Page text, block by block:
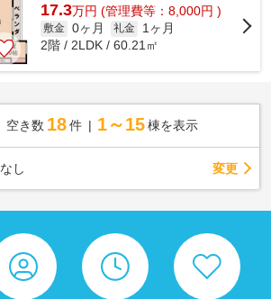
17.3万円 (管理費等：8,000円 )
敷金 0ヶ月 礼金
1ヶ月
2階 / 2LDK / 60.21㎡
空き数 18 件 1～15 棟を表示
なし 変更